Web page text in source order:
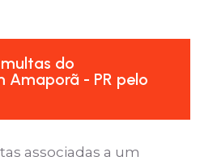
do
Amaporã - PR pelo
associadas a um